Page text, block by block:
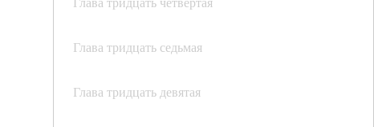
Глава тридцать седьмая
Глава тридцать девятая